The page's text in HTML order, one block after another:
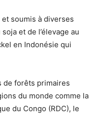
soumis à diverses
et de l’élevage au
en Indonésie qui
de forêts primaires
du monde comme la
du Congo (RDC), le